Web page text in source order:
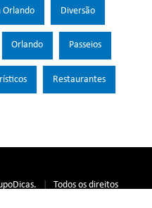
Orlando Diversão
Orlando Passeios
Restaurantes
Todos os direitos